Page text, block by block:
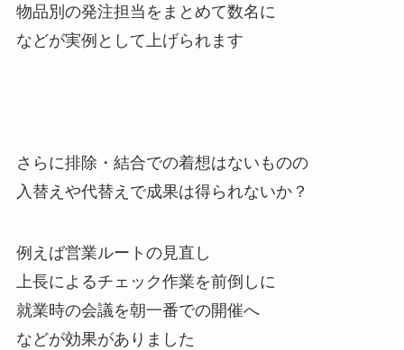
物品別の発注担当をまとめて数名に
などが実例として上げられます
さらに排除・結合での着想はないものの
入替えや代替えで成果は得られないか？
例えば営業ルートの見直し
上長によるチェック作業を前倒しに
就業時の会議を朝一番での開催へ
などが効果がありました